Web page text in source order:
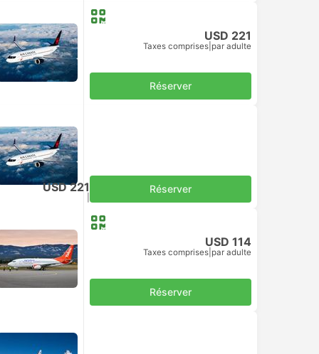
USD 221
Taxes comprises par adulte
Réserver
USD 221 Réserver
USD 114
Taxes comprises par adulte
Réserver